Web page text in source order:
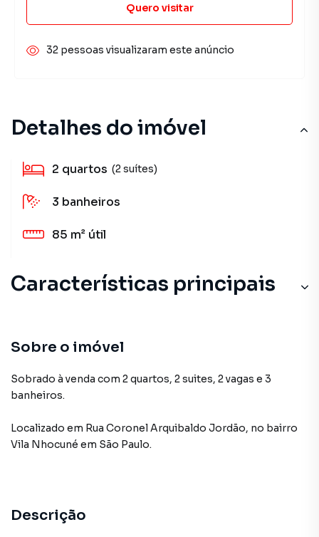
Detalhes do imóvel
2 quartos (2 suítes)
3 banheiros
85 m² útil
Características principais
Sobre o imóvel
Sobrado à venda com 2 quartos, 2 suites, 2 vagas e 3
banheiros.
Localizado em Rua Coronel Arquibaldo Jordão, no bairro
Vila Nhocuné em São Paulo.
Descrição
Quero visitar
32 pessoas visualizaram este anúncio